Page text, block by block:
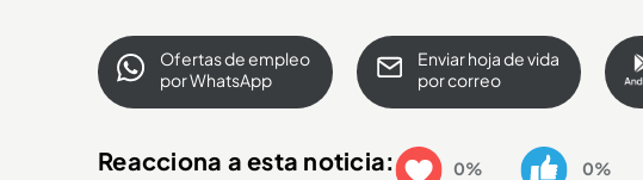
Ofertas de empleo
por WhatsApp
Enviar hoja de vida
por correo
Reacciona a esta noticia: 0% 0%